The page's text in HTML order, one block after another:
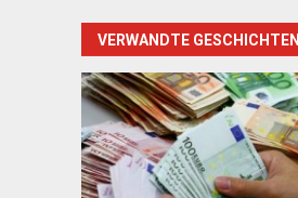
VERWANDTE GESCHICHTEN